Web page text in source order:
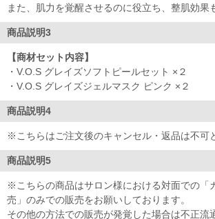
また、肌力を覚醒させるのに役立ち、整肌効果
商品説明3
【商材セット内容】
・V.O.S グレイズソフトピールセット ×２
・V.O.S グレイズジェルマスク ピンク ×２
商品説明4
※こちらはご注文後のキャンセル・返品は不可
商品説明5
※こちらの商品はサロン様における対面での「
売」のみでの販売をお願いしております。
その他の方法での販売が発覚した場合は不正流